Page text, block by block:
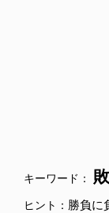
キーワード：
ヒント： 勝負に